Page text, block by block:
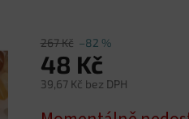
267 Kč –82 %
48 Kč
39,67 Kč bez DPH